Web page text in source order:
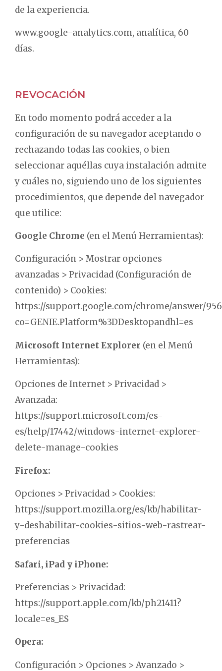
de la experiencia.
www.google-analytics.com, analítica, 60
días.
REVOCACIÓN
En todo momento podrá acceder a la
configuración de su navegador aceptando o
rechazando todas las cookies, o bien
seleccionar aquéllas cuya instalación admite
y cuáles no, siguiendo uno de los siguientes
procedimientos, que depende del navegador
que utilice:
Google Chrome (en el Menú Herramientas):
Configuración > Mostrar opciones
avanzadas > Privacidad (Configuración de
contenido) > Cookies:
https://support.google.com/chrome/answer/
co=GENIE.Platform%3DDesktopandhl=es
Microsoft Internet Explorer (en el Menú
Herramientas):
Opciones de Internet > Privacidad >
Avanzada:
https://support.microsoft.com/es-
es/help/17442/windows-internet-explorer-
delete-manage-cookies
Firefox:
Opciones > Privacidad > Cookies:
https://support.mozilla.org/es/kb/habilitar-
y-deshabilitar-cookies-sitios-web-rastrear-
preferencias
Safari, iPad y iPhone:
Preferencias > Privacidad:
https://support.apple.com/kb/ph21411?
locale=es_ES
Opera:
Configuración > Opciones > Avanzado >